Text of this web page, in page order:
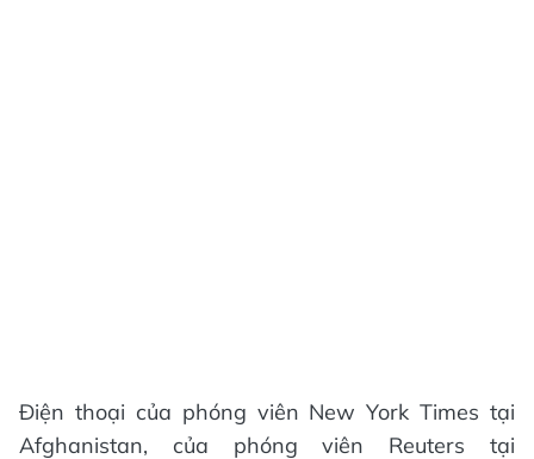
Điện thoại của phóng viên New York Times tại
Afghanistan, của phóng viên Reuters tại